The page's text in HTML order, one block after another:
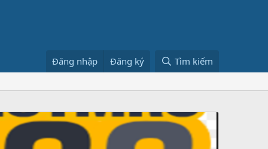
Đăng nhập Đăng ký Tìm kiếm